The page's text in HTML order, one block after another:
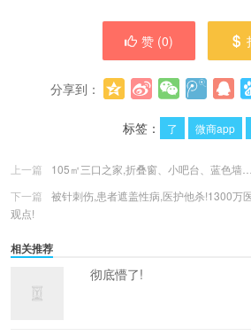
赞 (0)
分享到：
标签：
了 微商app
上一篇
105㎡三口之家,折叠窗、小吧台、蓝色墙
下一篇
被针刺伤,患者遮盖性病,医护他杀!1300万
观点!
相关推荐
彻底懵了!